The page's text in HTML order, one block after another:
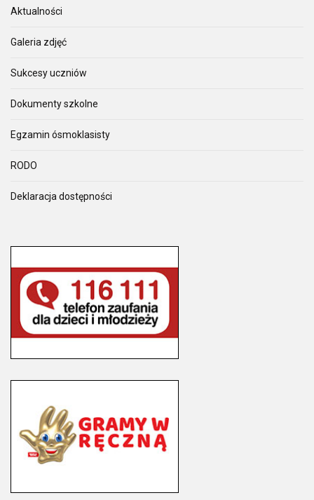
Aktualności
Galeria zdjęć
Sukcesy uczniów
Dokumenty szkolne
Egzamin ósmoklasisty
RODO
Deklaracja dostępności